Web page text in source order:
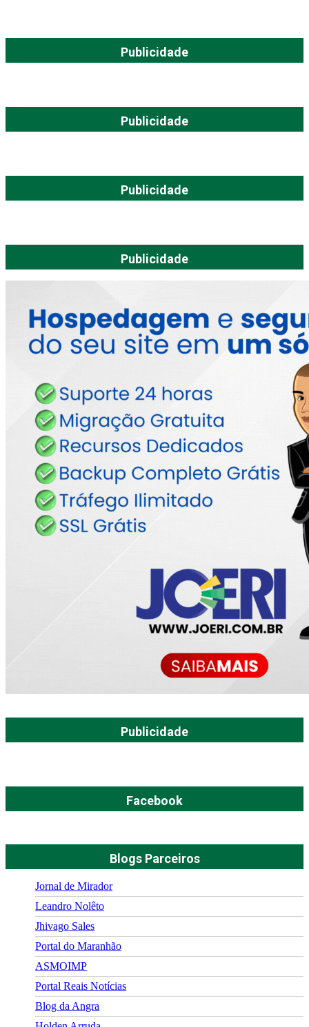
Publicidade
Publicidade
Publicidade
Publicidade
Publicidade
Facebook
Blogs Parceiros
Jornal de Mirador
Leandro Nolêto
Jhivago Sales
Portal do Maranhão
ASMOIMP
Portal Reais Notí­cias
Blog da Angra